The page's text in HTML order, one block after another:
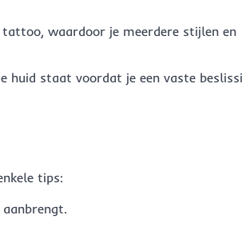
tattoo, waardoor je meerdere stijlen en
huid staat voordat je een vaste
tips: